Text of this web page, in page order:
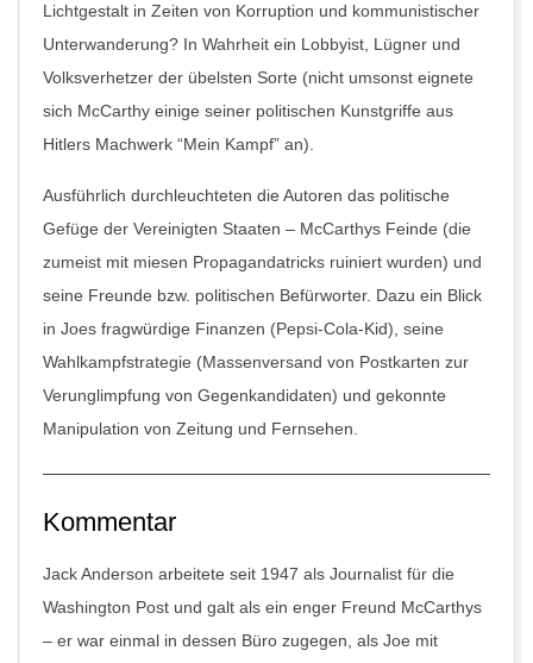
Lichtgestalt in Zeiten von Korruption und kommunistischer
Unterwanderung? In Wahrheit ein Lobbyist, Lügner und
Volksverhetzer der übelsten Sorte (nicht umsonst eignete
sich McCarthy einige seiner politischen Kunstgriffe aus
Hitlers Machwerk “Mein Kampf” an).
Ausführlich durchleuchteten die Autoren das politische
Gefüge der Vereinigten Staaten – McCarthys Feinde (die
zumeist mit miesen Propagandatricks ruiniert wurden) und
seine Freunde bzw. politischen Befürworter. Dazu ein Blick
in Joes fragwürdige Finanzen (Pepsi-Cola-Kid), seine
Wahlkampfstrategie (Massenversand von Postkarten zur
Verunglimpfung von Gegenkandidaten) und gekonnte
Manipulation von Zeitung und Fernsehen.
Kommentar
Jack Anderson arbeitete seit 1947 als Journalist für die
Washington Post und galt als ein enger Freund McCarthys
– er war einmal in dessen Büro zugegen, als Joe mit